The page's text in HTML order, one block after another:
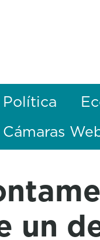
Política
Cámaras
un